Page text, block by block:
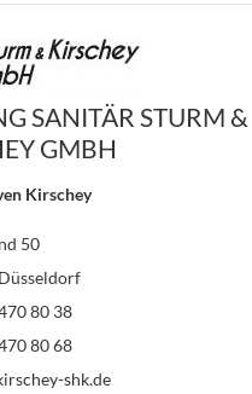
SANITÄR STURM &
GMBH
Kirschey
50
80 38
80 68
shk.de